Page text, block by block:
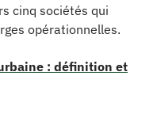
cinq sociétés qui
opérationnelles.
: définition et